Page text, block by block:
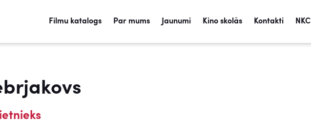
Filmu katalogs Par mums Jaunumi Kino skolās Kontakti NKC